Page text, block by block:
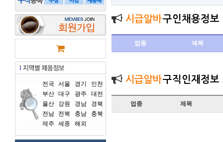
전국 서울 경기
인천
부산 대구 광주
대전
울산
강원 경남
경북
전남
전북 충남
충북
제주
세종 해외
시급알바구인채용정보
업종 제목
시급알바구직인재정보
업종 제목